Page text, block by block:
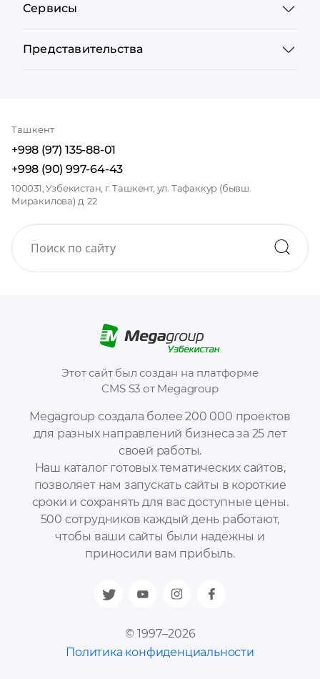
Megagroup создала более 200 000 проектов
для разных направлений бизнеса за 25 лет
своей работы.
Наш каталог готовых тематических сайтов,
позволяет нам запускать сайты в короткие
сроки и сохранять для вас доступные цены.
500 сотрудников каждый день работают,
чтобы ваши сайты были надёжны и
приносили вам прибыль.
© 1997–2026
Политика конфиденциальности
Этот сайт был создан на платформе
CMS S3 от Megagroup
Сервисы
Представительства
Ташкент
+998 (97) 135-88-01
+998 (90) 997-64-43
100031, Узбекистан, г. Ташкент, ул. Тафаккур (бывш.
Миракилова) д. 22